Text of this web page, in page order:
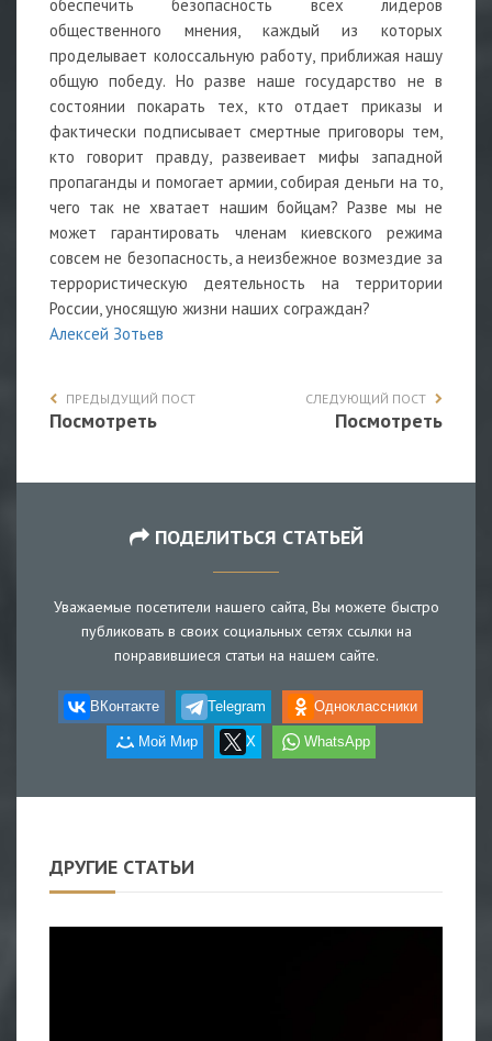
обеспечить безопасность всех лидеров
общественного мнения, каждый из которых
проделывает колоссальную работу, приближая нашу
общую победу. Но разве наше государство не в
состоянии покарать тех, кто отдает приказы и
фактически подписывает смертные приговоры тем,
кто говорит правду, развеивает мифы западной
пропаганды и помогает армии, собирая деньги на то,
чего так не хватает нашим бойцам? Разве мы не
может гарантировать членам киевского режима
совсем не безопасность, а неизбежное возмездие за
террористическую деятельность на территории
России, уносящую жизни наших сограждан?
Алексей Зотьев
ПРЕДЫДУЩИЙ ПОСТ
Посмотреть
СЛЕДУЮЩИЙ ПОСТ
Посмотреть
ПОДЕЛИТЬСЯ СТАТЬЕЙ
Уважаемые посетители нашего сайта, Вы можете быстро
публиковать в своих социальных сетях ссылки на
понравившиеся статьи на нашем сайте.
ВКонтакте Telegram Одноклассники
Мой Мир X WhatsApp
ДРУГИЕ СТАТЬИ